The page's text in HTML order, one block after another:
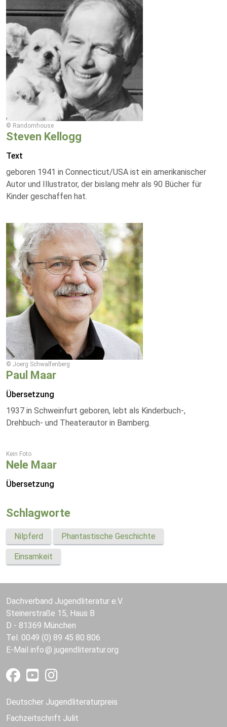
© Randomhouse
Steven Kellogg
Text
geboren 1941 in Connecticut/USA ist ein amerikanischer
Autor und Illustrator, der bislang mehr als 90 Bücher für
Kinder geschaffen hat.
© Joerg Schwalfenberg
Paul Maar
Übersetzung
1937 in Schweinfurt geboren, lebt als Kinderbuch-,
Drehbuch- und Theaterautor in Bamberg.
Kein Foto
Nele Maar
Übersetzung
Schlagworte
Nilpferd Phantastische Geschichte
Einsamkeit
Dachverband Jugendliteratur e.V.
Steinerstraße 15, Haus B
D - 81369 München
Tel. 0049 (0) 89 45 80 806
E-Mail info jugendliteratur.org
Deutscher Jugendliteraturpreis
Fachzeitschrift Julit